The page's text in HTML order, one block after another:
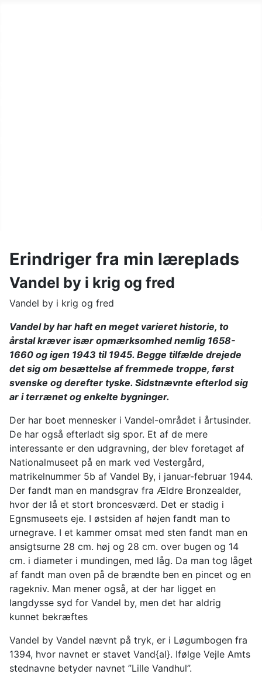
Erindriger fra min læreplads
Vandel by i krig og fred
Vandel by i krig og fred
Vandel by har haft en meget varieret historie, to
årstal kræver især opmærksomhed nemlig 1658-
1660 og igen 1943 til 1945. Begge tilfælde drejede
det sig om besættelse af fremmede troppe, først
svenske og derefter tyske. Sidstnævnte efterlod sig
ar i terrænet og enkelte bygninger.
Der har boet mennesker i Vandel-området i årtusinder.
De har også efterladt sig spor. Et af de mere
interessante er den udgravning, der blev foretaget af
Nationalmuseet på en mark ved Vestergård,
matrikelnummer 5b af Vandel By, i januar-februar 1944.
Der fandt man en mandsgrav fra Ældre Bronzealder,
hvor der lå et stort broncesværd. Det er stadig i
Egnsmuseets eje. I østsiden af højen fandt man to
urnegrave. I et kammer omsat med sten fandt man en
ansigtsurne 28 cm. høj og 28 cm. over bugen og 14
cm. i diameter i mundingen, med låg. Da man tog låget
af fandt man oven på de brændte ben en pincet og en
ragekniv. Man mener også, at der har ligget en
langdysse syd for Vandel by, men det har aldrig
kunnet bekræftes
Vandel by Vandel nævnt på tryk, er i Løgumbogen fra
1394, hvor navnet er stavet Vand{al}. Ifølge Vejle Amts
stednavne betyder navnet ”Lille Vandhul”.